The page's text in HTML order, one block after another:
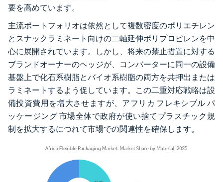
要を高めています。
主流ポートフォリオは依然として複数密度のポリエチレン
とスナックラミネート向けの二軸延伸ポリプロピレンを中
心に展開されています。しかし、将来の禁止措置に対する
ブランドオーナーのヘッジが、コンバーターに同一の設備
基盤上で化石系樹脂とバイオ系樹脂の両方を共押出または
ラミネートするよう促しています。この二重対応戦略は設
備投資費用を増大させますが、アフリカ フレキシブル パ
ッケージング 市場全体で政府が使い捨てプラスチック規
制を拡大するにつれて市場での関連性を確保します。